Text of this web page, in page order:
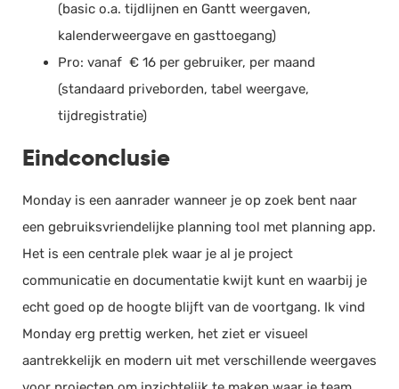
(basic o.a. tijdlijnen en Gantt weergaven,
kalenderweergave en gasttoegang)
Pro: vanaf € 16 per gebruiker, per maand
(standaard priveborden, tabel weergave,
tijdregistratie)
Eindconclusie
Monday is een aanrader wanneer je op zoek bent naar
een gebruiksvriendelijke planning tool met planning app.
Het is een centrale plek waar je al je project
communicatie en documentatie kwijt kunt en waarbij je
echt goed op de hoogte blijft van de voortgang. Ik vind
Monday erg prettig werken, het ziet er visueel
aantrekkelijk en modern uit met verschillende weergaves